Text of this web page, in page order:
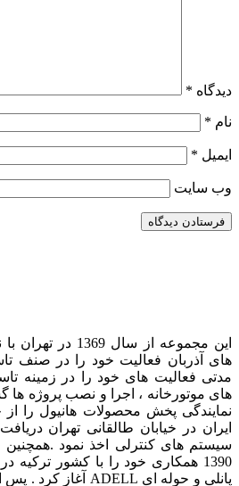
دیدگاه *
نام *
ایمیل *
وب‌ سایت
این مجموعه از سال
های آذربان فعالیت خود را در صنف
مدتی فعالیت های خود را در زمینه
نمایندگی پخش محصولات هانیول را
ایران در خیابان طالقانی تهران
سیستم های کنترلی اخذ نمود .
1390 همکاری خود را با کشور ترکیه